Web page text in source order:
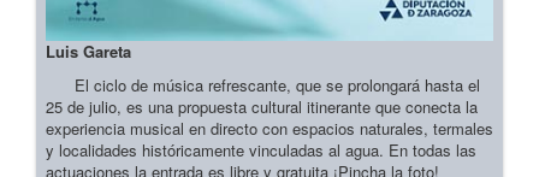
Luis Gareta
El ciclo de música refrescante, que se prolongará hasta el
25 de julio, es una propuesta cultural itinerante que conecta la
experiencia musical en directo con espacios naturales, termales
y localidades históricamente vinculadas al agua. En todas las
actuaciones la entrada es libre y gratuita ¡Pincha la foto!